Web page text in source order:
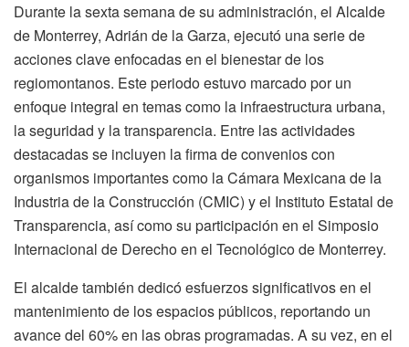
Durante la sexta semana de su administración, el Alcalde
de Monterrey, Adrián de la Garza, ejecutó una serie de
acciones clave enfocadas en el bienestar de los
regiomontanos. Este periodo estuvo marcado por un
enfoque integral en temas como la infraestructura urbana,
la seguridad y la transparencia. Entre las actividades
destacadas se incluyen la firma de convenios con
organismos importantes como la Cámara Mexicana de la
Industria de la Construcción (CMIC) y el Instituto Estatal de
Transparencia, así como su participación en el Simposio
Internacional de Derecho en el Tecnológico de Monterrey.
El alcalde también dedicó esfuerzos significativos en el
mantenimiento de los espacios públicos, reportando un
avance del 60% en las obras programadas. A su vez, en el